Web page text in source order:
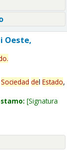
Oeste,
.
Sociedad del Estado,
Signatura